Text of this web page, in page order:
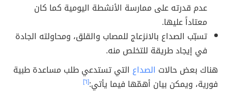
عدم قدرته على ممارسة الأنشطة اليومية كما كان
معتاداً عليها.
تسبّب الصداع بالانزعاج للمصاب والقلق، ومحاولته الجادة
في إيجاد طريقة للتخلص منه.
هناك بعض حالات الصداع التي تستدعي طلب مساعدة طبية
فورية، ويمكن بيان أهمّها فيما يأتي:[٦]